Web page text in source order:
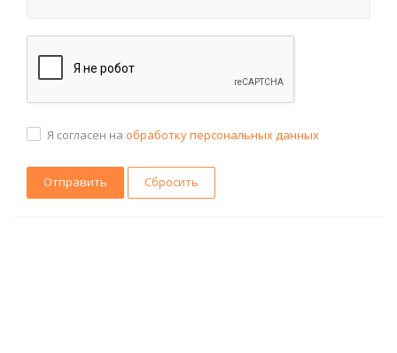
Я согласен на обработку персональных данных
Сбросить